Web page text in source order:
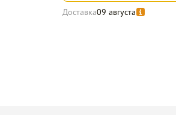
Доставка09 августа